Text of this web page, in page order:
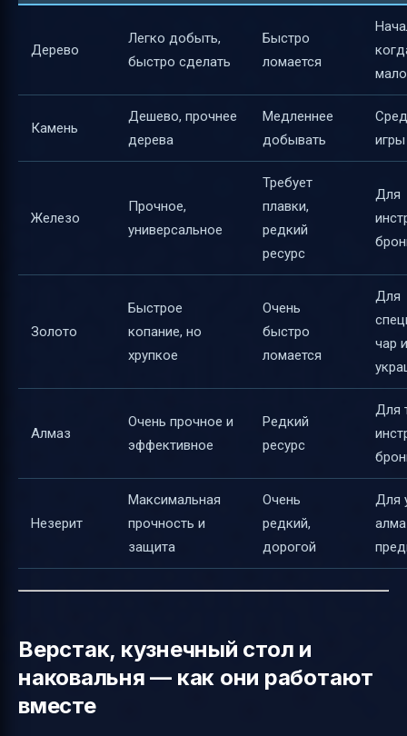
Дерево
Легко добыть,
быстро сделать
Быстро
ломается
мало
Камень
Дешево, прочнее
дерева
Медленнее
добывать
игры
Железо
Прочное,
универсальное
Требует
плавки,
редкий
ресурс
Для
Золото
Быстрое
копание, но
хрупкое
Очень
быстро
ломается
Для
чар и
Алмаз
Очень прочное и
эффективное
Редкий
ресурс
Для
Незерит
Максимальная
прочность и
защита
Очень
редкий,
дорогой
Для
Верстак, кузнечный стол и
наковальня — как они работают
вместе